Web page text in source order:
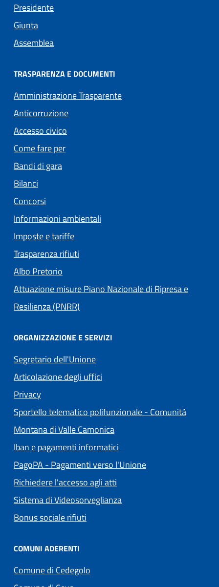
Presidente
Giunta
Assemblea
TRASPARENZA E DOCUMENTI
Amministrazione Trasparente
Anticorruzione
Accesso civico
Come fare per
Bandi di gara
Bilanci
Concorsi
Informazioni ambientali
Imposte e tariffe
Trasparenza rifiuti
Albo Pretorio
Attuazione misure Piano Nazionale di Ripresa e
Resilienza (PNRR)
ORGANIZZAZIONE E SERVIZI
Segretario dell'Unione
Articolazione degli uffici
Privacy(apre in un'altra scheda).
Sportello telematico polifunzionale - Comunità
Montana di Valle Camonica
Iban e pagamenti informatici
PagoPA - Pagamenti verso l'Unione(apre in un'altra
Richiedere l'accesso agli atti
Sistema di Videosorveglianza
Bonus sociale rifiuti
COMUNI ADERENTI
Comune di Cedegolo